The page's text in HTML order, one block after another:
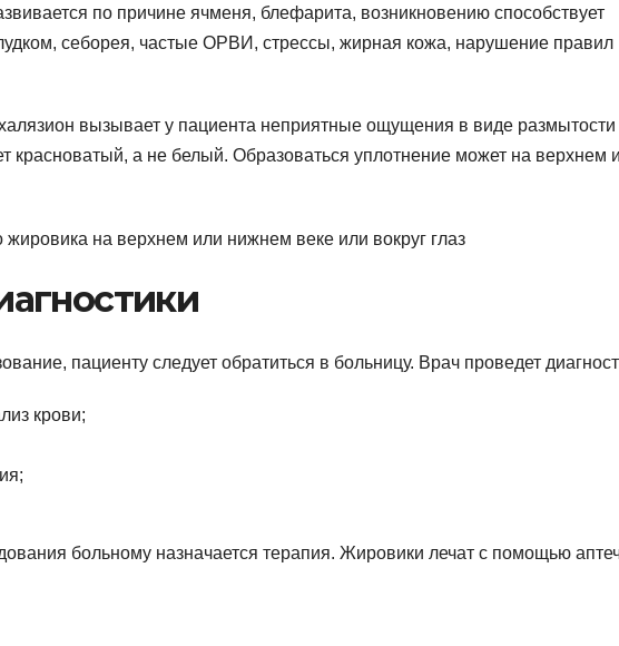
по причине ячменя, блефарита, возникновению способствует
себорея, частые ОРВИ, стрессы, жирная кожа, нарушение правил
вызывает у пациента неприятные ощущения в виде размытости
красноватый, а не белый. Образоваться уплотнение может на верхнем
пациенту следует обратиться в больницу. Врач проведет
крови;
больному назначается терапия. Жировики лечат с помощью